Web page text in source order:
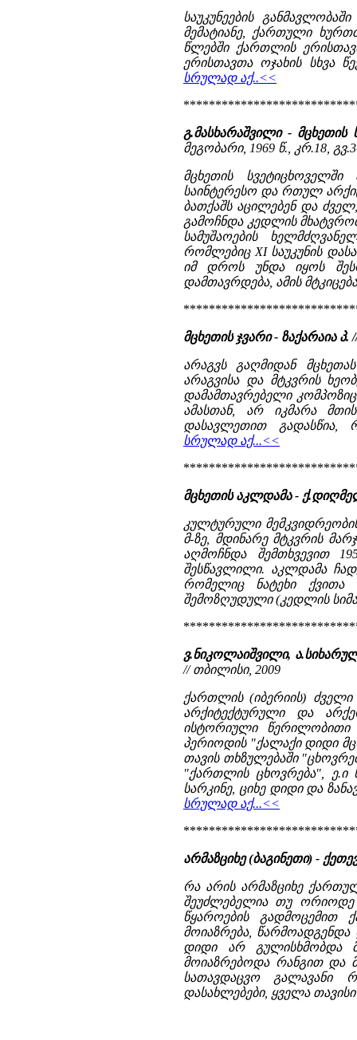
საუკუნეების
მემატიანე, ქართული
წლებში ქართლის
ერისთავთა ოჯახის სხვა
სრულად აქ..<<
გ.მასხარაშვილი -
მეგობარი, 1969 წ., კრ.18,
მცხეთის სვეტიცხოველში
საინტერესო და რთულ
ბათქაშს აცილებენ და
გამოჩნდა კედლის
სამუშაოების
რომლებიც XI საუკუნის
იმ დროს უნდა იყოს
დამთავრდება, ამის
მცხეთის ჯვარი - ზაქარაია
არაგვს გაღმიდან
არაგვისა და მტკვრის
დამამთავრებელი
ამასთან, არ იკმარა
დასავლეთით გადასწია,
სრულად აქ...<<
მცხეთის აკლდამა -
კულტურული
მ-ზე, მდინარე მტკვრის
აღმოჩნდა შემთხვევით
შესწავლილი. აკლდამა
რომელიც ნატეხი ქვითა
შემოზღუდული (კედლის
ვ.ნიკოლაიშვილი,
// თბილისი, 2009
ქართლის (იბერიის) ძველი
არქიტექტურული და
ისტორიული წერილობითი
პერიოდის "ქალაქი დიდი
თავის თხზულებაში
"ქართლის ცხოვრება", ე.ი
სარკინე, ციხე დიდი და
სრულად აქ...<<
არმაზციხე (ბაგინეთი) -
რა არის არმაზციხე
შეუძლებელია თუ ორიოდე
წყაროების გადმოცემით
მოიაზრება,
დიდი არ გულისხმობდა
მოიაზრებოდა რანგით და
სათავდაცვო გალავანი
დასახლებები, ყველა